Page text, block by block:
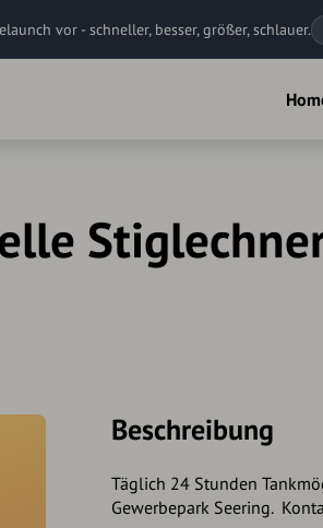
vor - schneller, besser, größer, schlauer.
Beschreibung
Täglich 24 Stunden
Gewerbepark Seering.